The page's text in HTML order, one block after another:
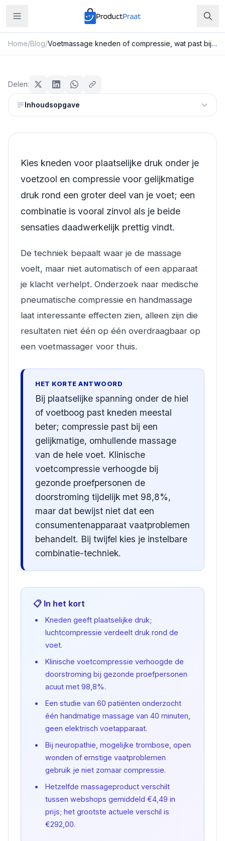
Home/Blog/ Voetmassage kneden of compressie, wat past bij je voeten?
Voetmassage kneden of
compressie, wat past bij je voeten?
Redactie ProductPraat
Delen:
Inhoudsopgave
Kies kneden voor plaatselijke druk onder je
voetzool en compressie voor gelijkmatige
druk rond een groter deel van je voet; een
combinatie is vooral zinvol als je beide
sensaties daadwerkelijk prettig vindt.
De techniek bepaalt waar je de massage
voelt, maar niet automatisch of een apparaat
je klacht verhelpt. Onderzoek naar medische
pneumatische compressie en handmassage
laat interessante effecten zien, alleen zijn die
resultaten niet één op één overdraagbaar op
een voetmassager voor thuis.
HET KORTE ANTWOORD
Bij plaatselijke spanning onder de hiel
of voetboog past kneden meestal
beter; compressie past bij een
gelijkmatige, omhullende massage
van de hele voet. Klinische
voetcompressie verhoogde bij
gezonde proefpersonen de
doorstroming tijdelijk met 98,8%,
maar dat bewijst niet dat een
consumentenapparaat vaatproblemen
behandelt. Bij twijfel kies je instelbare
combinatie-techniek.
📋 In het kort
Kneden geeft plaatselijke druk;
luchtcompressie verdeelt druk rond de
voet.
Klinische voetcompressie verhoogde de
doorstroming bij gezonde proefpersonen
acuut met 98,8%.
Een studie van 60 patiënten onderzocht
één handmatige massage van 40 minuten,
geen elektrisch voetapparaat.
Bij neuropathie, mogelijke trombose, open
wonden of ernstige vaatproblemen
gebruik je niet zomaar compressie.
Hetzelfde massageproduct verschilt
tussen webshops gemiddeld €4,49 in
prijs; het grootste actuele verschil is
€292,00.